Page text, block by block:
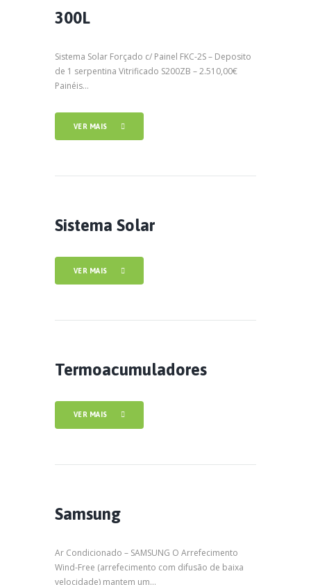
300L
Sistema Solar Forçado c/ Painel FKC-2S – Deposito
de 1 serpentina Vitrificado S200ZB – 2.510,00€
Painéis...
VER MAIS
Sistema Solar
VER MAIS
Termoacumuladores
VER MAIS
Samsung
Ar Condicionado – SAMSUNG O Arrefecimento
Wind-Free (arrefecimento com difusão de baixa
velocidade) mantem um...